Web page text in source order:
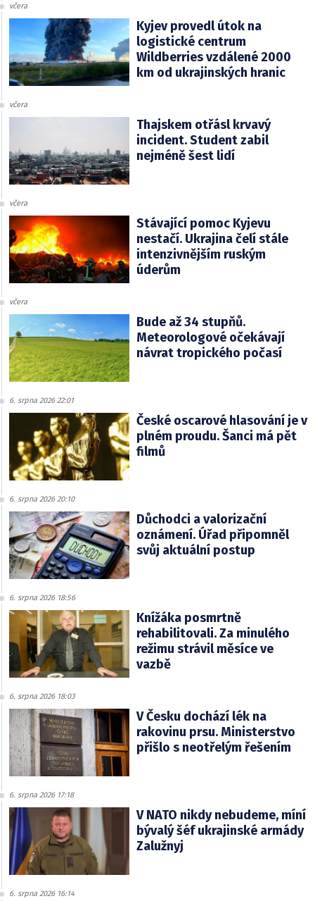
včera
Kyjev provedl útok na
logistické centrum
Wildberries vzdálené 2000
km od ukrajinských hranic
včera
Thajskem otřásl krvavý
incident. Student zabil
nejméně šest lidí
včera
Stávající pomoc Kyjevu
nestačí. Ukrajina čelí stále
intenzivnějším ruským
úderům
včera
Bude až 34 stupňů.
Meteorologové očekávají
návrat tropického počasí
6. srpna 2026 22:01
České oscarové hlasování je v
plném proudu. Šanci má pět
filmů
6. srpna 2026 20:10
Důchodci a valorizační
oznámení. Úřad připomněl
svůj aktuální postup
6. srpna 2026 18:56
Knížáka posmrtně
rehabilitovali. Za minulého
režimu strávil měsíce ve
vazbě
6. srpna 2026 18:03
V Česku dochází lék na
rakovinu prsu. Ministerstvo
přišlo s neotřelým řešením
6. srpna 2026 17:18
V NATO nikdy nebudeme, míní
bývalý šéf ukrajinské armády
Zalužnyj
6. srpna 2026 16:14